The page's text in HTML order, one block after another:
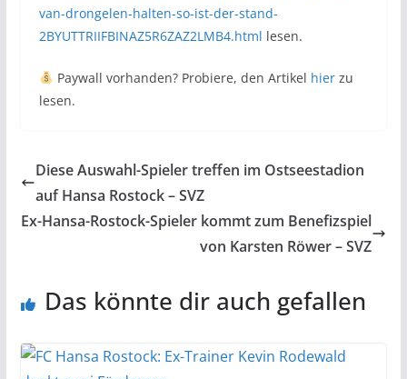
van-drongelen-halten-so-ist-der-stand-
2BYUTTRIIFBINAZ5R6ZAZ2LMB4.html lesen.
Paywall vorhanden? Probiere, den Artikel hierzu
lesen.
Diese Auswahl-Spieler treffen im Ostseestadion
auf Hansa Rostock – SVZ
Ex-Hansa-Rostock-Spieler kommt zum Benefizspiel
von Karsten Röwer – SVZ
Das könnte dir auch gefallen